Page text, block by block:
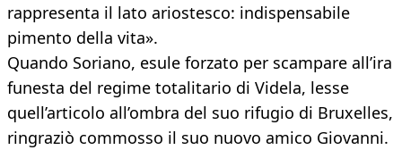
rappresenta il lato ariostesco: indispensabile
pimento della vita».
Quando Soriano, esule forzato per scampare all’ira
funesta del regime totalitario di Videla, lesse
quell’articolo all’ombra del suo rifugio di Bruxelles,
ringraziò commosso il suo nuovo amico Giovanni.